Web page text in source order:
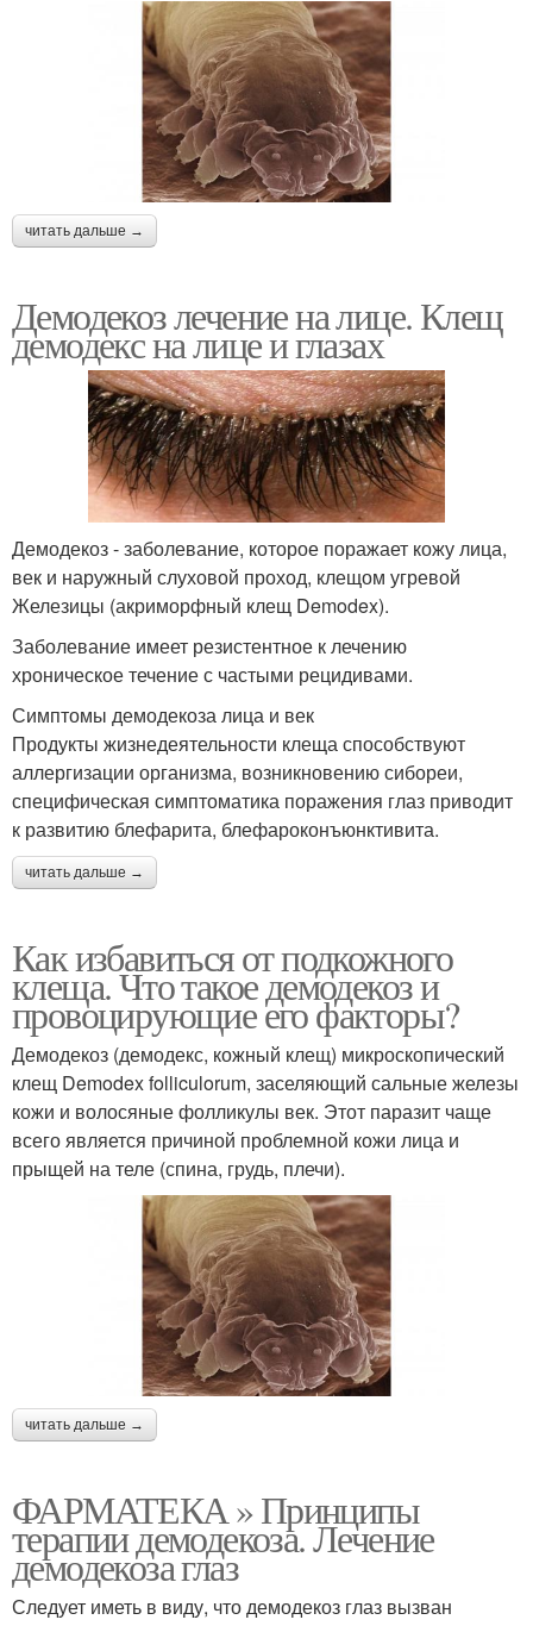
читать дальше →
Демодекоз лечение на лице. Клещ
демодекс на лице и глазах
Демодекоз - заболевание, которое поражает кожу лица,
век и наружный слуховой проход, клещом угревой
Железицы (акриморфный клещ Demodex).
Заболевание имеет резистентное к лечению
хроническое течение с частыми рецидивами.
Симптомы демодекоза лица и век
Продукты жизнедеятельности клеща способствуют
аллергизации организма, возникновению сибореи,
специфическая симптоматика поражения глаз приводит
к развитию блефарита, блефароконъюнктивита.
читать дальше →
Как избавиться от подкожного
клеща. Что такое демодекоз и
провоцирующие его факторы?
Демодекоз (демодекс, кожный клещ) микроскопический ​
клещ Demodex folliculorum, заселяющий сальные железы
кожи и волосяные фолликулы век. Этот паразит чаще
всего является причиной проблемной кожи лица и
прыщей на теле (спина, грудь, плечи).
читать дальше →
ФАРМАТЕКА » Принципы
терапии демодекоза. Лечение
демодекоза глаз
Следует иметь в виду, что демодекоз глаз вызван